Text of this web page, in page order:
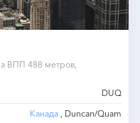
ВПП 488 метров,
DUQ
Канада , Duncan/Quam